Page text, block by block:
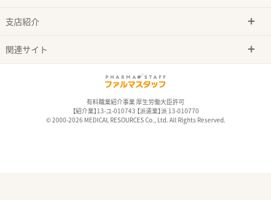
支店紹介
関連サイト
有料職業紹介事業 厚生労働大臣許可
【紹介業】13-ユ-010743 【派遣業】派 13-010770
© 2000-2026 MEDICAL RESOURCES Co., Ltd. All Rights Reserved.